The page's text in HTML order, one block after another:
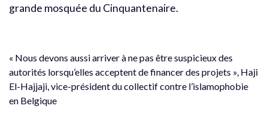
grande mosquée du Cinquantenaire.
« Nous devons aussi arriver à ne pas être suspicieux des
autorités lorsqu’elles acceptent de financer des projets », Haji
El-Hajjaji, vice-président du collectif contre l’islamophobie
en Belgique